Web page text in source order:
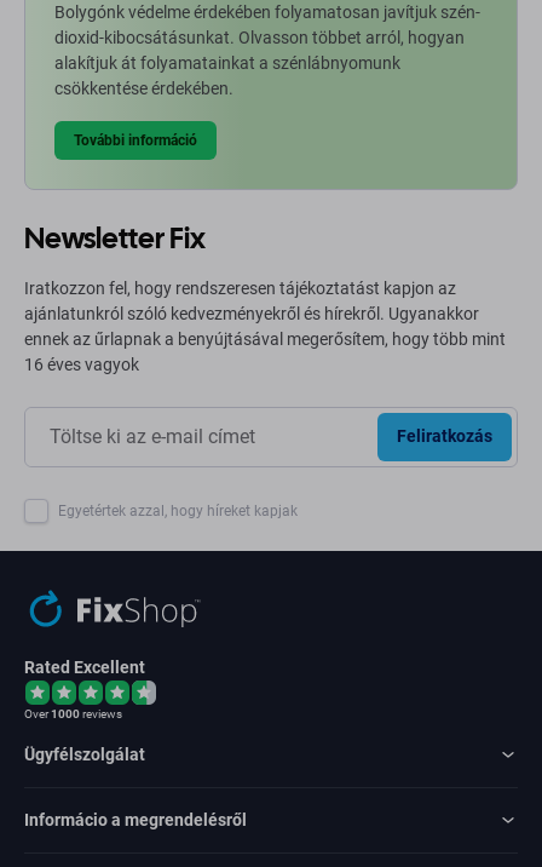
Bolygónk védelme érdekében folyamatosan javítjuk szén-
dioxid-kibocsátásunkat. Olvasson többet arról, hogyan
alakítjuk át folyamatainkat a szénlábnyomunk
csökkentése érdekében.
További információ
Newsletter Fix
Iratkozzon fel, hogy rendszeresen tájékoztatást kapjon az
ajánlatunkról szóló kedvezményekről és hírekről. Ugyanakkor
ennek az űrlapnak a benyújtásával megerősítem, hogy több mint
16 éves vagyok
Feliratkozás
Egyetértek azzal, hogy híreket kapjak
Rated Excellent
Over1000reviews
Ügyfélszolgálat
Informácio a megrendelésről